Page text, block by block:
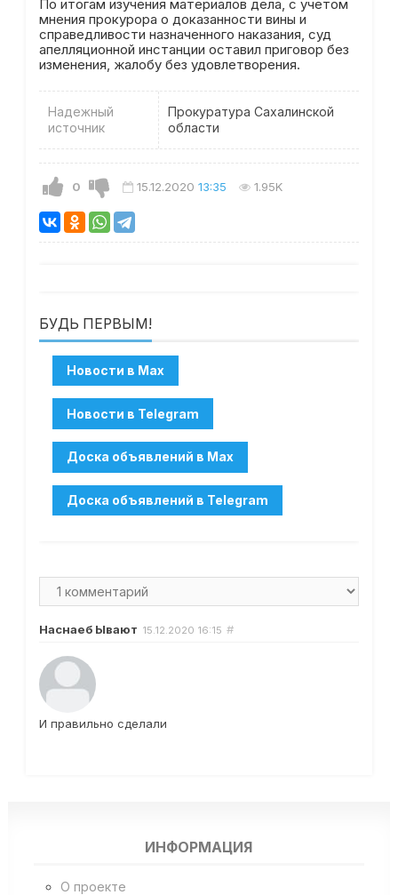
По итогам изучения материалов дела, с учетом
мнения прокурора о доказанности вины и
справедливости назначенного наказания, суд
апелляционной инстанции оставил приговор без
изменения, жалобу без удовлетворения.
Надежный
источник
Прокуратура Сахалинской
области
0 15.12.2020 13:35 1.95K
БУДЬ ПЕРВЫМ!
Наснаеб Ывают 15.12.2020 16:15 #
И правильно сделали
ИНФОРМАЦИЯ
О проекте